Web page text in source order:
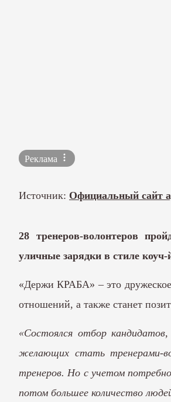
Реклама
Источник: Официальный сайт
28 тренеров-волонтеров
уличные зарядки в стиле
«Держи КРАБА» – это дружеское
отношений, а также станет
«Состоялся отбор
желающих стать тренерами-
тренеров. Но с учетом
потом большее количество